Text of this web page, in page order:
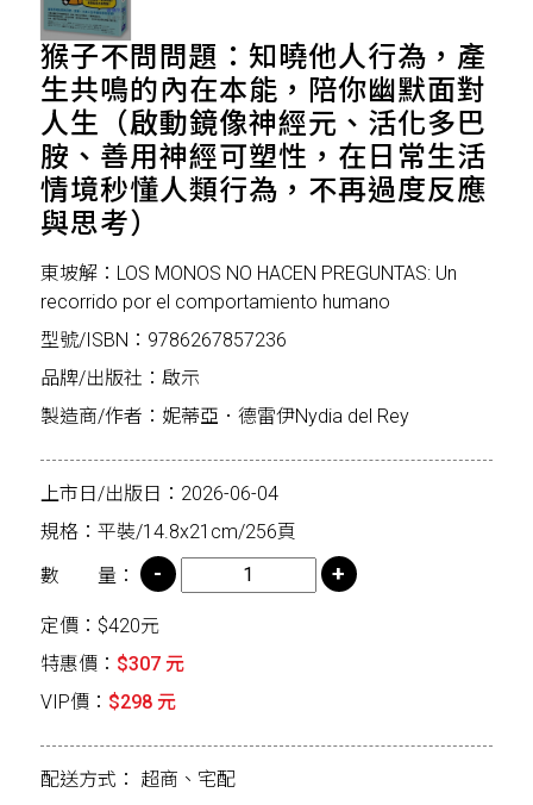
猴子不問問題：知曉他人行為，產
生共鳴的內在本能，陪你幽默面對
人生（啟動鏡像神經元、活化多巴
胺、善用神經可塑性，在日常生活
情境秒懂人類行為，不再過度反應
與思考）
東坡解：LOS MONOS NO HACEN PREGUNTAS: Un
recorrido por el comportamiento humano
型號/ISBN：9786267857236
品牌/出版社：啟示
製造商/作者：妮蒂亞．德雷伊Nydia del Rey
上市日/出版日：2026-06-04
規格：平裝/14.8x21cm/256頁
數 量：
定價：$420元
特惠價： $307 元
VIP價： $298 元
配送方式： 超商、宅配